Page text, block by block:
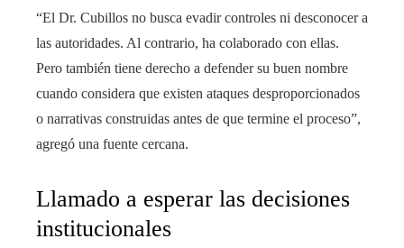
“El Dr. Cubillos no busca evadir controles ni desconocer a
las autoridades. Al contrario, ha colaborado con ellas.
Pero también tiene derecho a defender su buen nombre
cuando considera que existen ataques desproporcionados
o narrativas construidas antes de que termine el proceso”,
agregó una fuente cercana.
Llamado a esperar las decisiones
institucionales